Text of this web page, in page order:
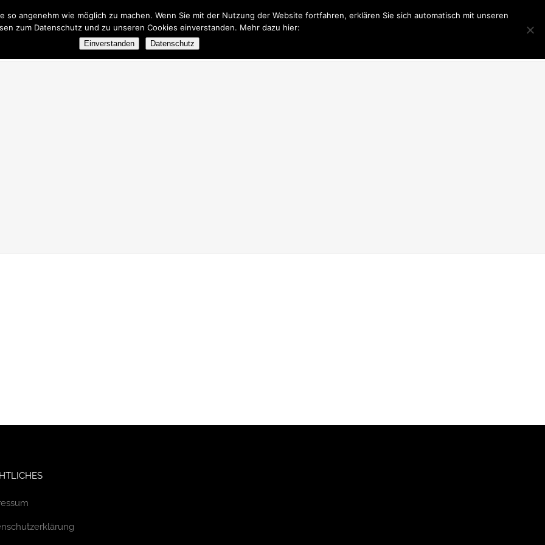
SPONSOR WERDEN
DER E.V. NEUIGKEITEN AKTIVITÄTEN
so angenehm wie möglich zu machen. Wenn Sie mit der Nutzung der Website fortfahren, erklären Sie sich automatisch mit unseren
zum Datenschutz und zu unseren Cookies einverstanden. Mehr dazu hier:
Einverstanden Datenschutz